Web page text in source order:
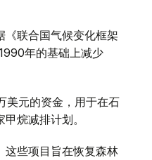
《联合国气候变化框架
年的基础上减少
美元的资金，用于在石
烷减排计划。
这些项目旨在恢复森林